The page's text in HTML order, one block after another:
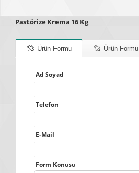
Pastörize Krema 16 Kg
Ürün Formu Ürün Formu
Ad Soyad
Telefon
E-Mail
Form Konusu